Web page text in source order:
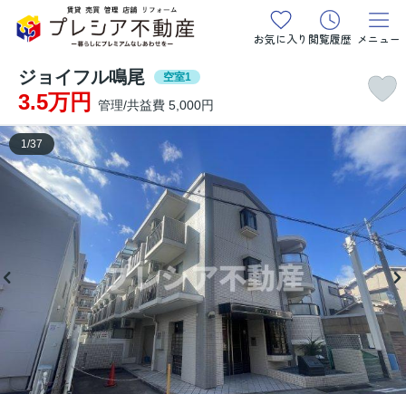
お気に入り 閲覧履歴 メニュー
ジョイフル鳴尾 空室1
3.5万円 管理/共益費 5,000円
1 /37